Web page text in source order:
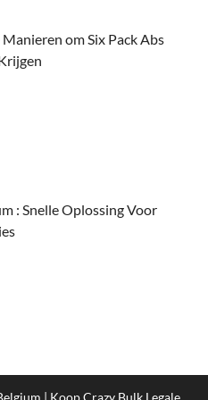
om Six Pack Abs
: Snelle Oplossing Voor
| Koop Crazy Bulk Legale